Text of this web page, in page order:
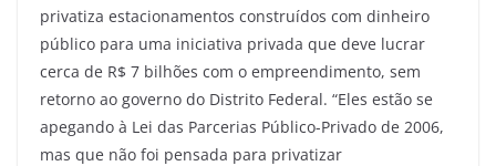
privatiza estacionamentos construídos com dinheiro
público para uma iniciativa privada que deve lucrar
cerca de R$ 7 bilhões com o empreendimento, sem
retorno ao governo do Distrito Federal. “Eles estão se
apegando à Lei das Parcerias Público-Privado de 2006,
mas que não foi pensada para privatizar